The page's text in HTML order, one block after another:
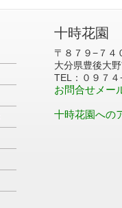
十時花園
〒８７９−７４
大分県豊後大
TEL：０９７
お問合せメー
十時花園への